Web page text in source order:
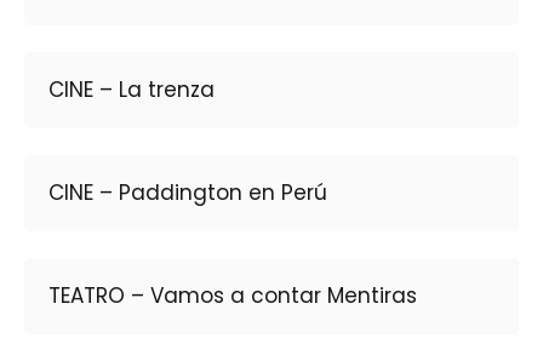
CINE – La trenza
CINE – Paddington en Perú
TEATRO – Vamos a contar Mentiras